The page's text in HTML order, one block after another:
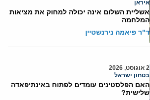
איראן
אשליית השלום אינה יכולה למחוק את מציאות
המלחמה
ד"ר פיאמה נירנשטיין
2 אוגוסט, 2026
בטחון ישראל
האם הפלסטינים עומדים לפתוח באינתיפאדה
שלישית?